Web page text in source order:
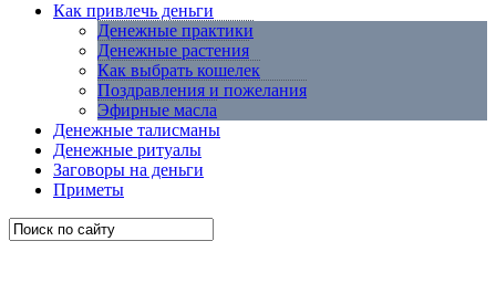
Как привлечь деньги
Денежные практики
Денежные растения
Как выбрать кошелек
Поздравления и пожелания
Эфирные масла
Денежные талисманы
Денежные ритуалы
Заговоры на деньги
Приметы